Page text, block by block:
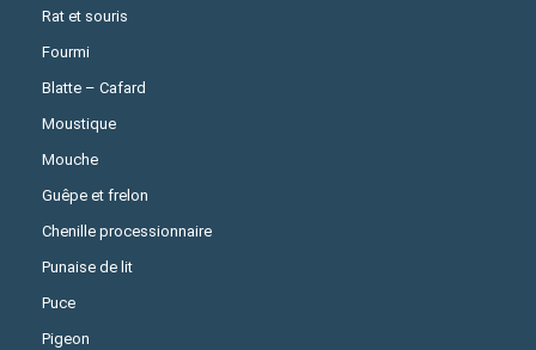
Rat et souris
Fourmi
Blatte – Cafard
Moustique
Mouche
Guêpe et frelon
Chenille processionnaire
Punaise de lit
Puce
Pigeon